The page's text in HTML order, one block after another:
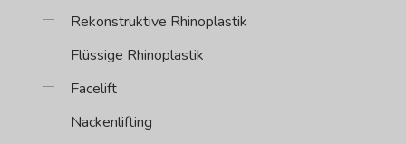
Rekonstruktive Rhinoplastik
Flüssige Rhinoplastik
Facelift
Nackenlifting